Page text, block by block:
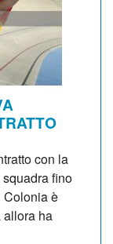
con la
fino
Colonia è
allora ha